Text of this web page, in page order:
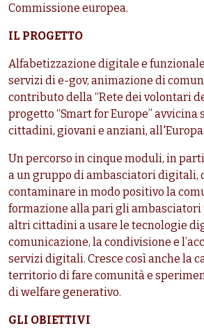
Commissione europea.
IL PROGETTO
Alfabetizzazione digitale e
servizi di e-gov, animazione di
contributo della “Rete dei volontari
progetto “Smart for Europe” avvicina
cittadini, giovani e anziani, all'Europa.
Un percorso in cinque moduli, in
a un gruppo di ambasciatori digitali,
contaminare in modo positivo la
formazione alla pari gli ambasciatori
altri cittadini a usare le tecnologie
comunicazione, la condivisione e
servizi digitali. Cresce così anche la
territorio di fare comunità e
di welfare generativo.
GLI OBIETTIVI